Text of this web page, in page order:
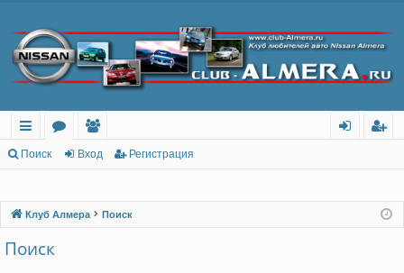
с
лк
м
ол
ов
тр
Поиск Вход Регистрация
Клуб Алмера Поиск
Поиск